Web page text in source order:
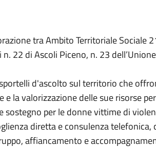
tra Ambito Territoriale Sociale
n. 22 diAscoli Piceno, n. 23 dell’
d'ascolto sul territorio che
e la valorizzazione delle sue risorse
sostegno per le donne vittime di
diretta e consulenza telefonica,
affiancamento e